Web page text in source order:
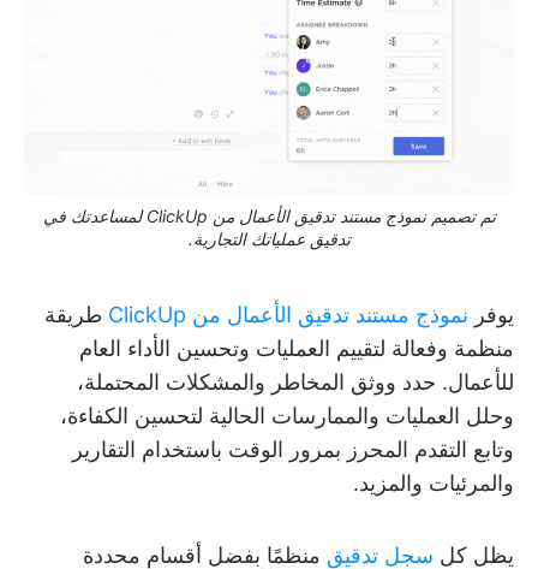
تم تصميم نموذج مستند تدقيق الأعمال من ClickUp لمساعدتك في
تدقيق عملياتك التجارية.
يوفر نموذج مستند تدقيق الأعمال من ClickUp
طريقة
منظمة وفعالة لتقييم العمليات وتحسين الأداء العام
للأعمال. حدد ووثق المخاطر والمشكلات المحتملة،
وحلل العمليات والممارسات الحالية لتحسين الكفاءة،
وتابع التقدم المحرز بمرور الوقت باستخدام التقارير
والمرئيات والمزيد.
يظل كل سجل تدقيق منظمًا بفضل أقسام محددة